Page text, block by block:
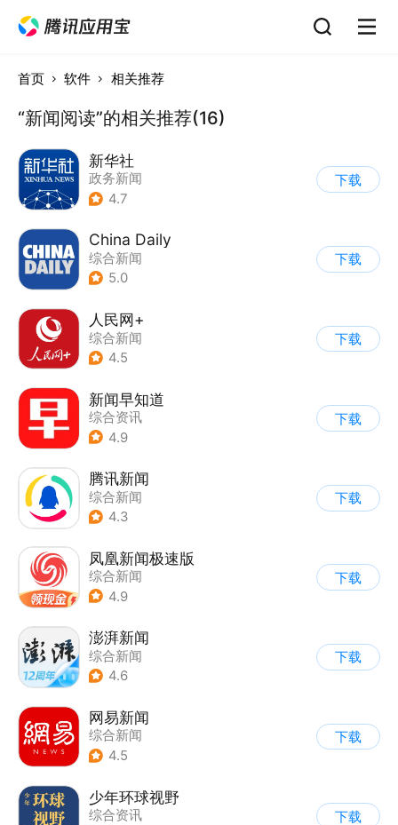
首页 软件 相关推荐
“新闻阅读”的相关推荐(16)
新华社
政务新闻
4.7
下载
China Daily
综合新闻
5.0
下载
人民网+
综合新闻
4.5
下载
新闻早知道
综合资讯
4.9
下载
腾讯新闻
综合新闻
4.3
下载
凤凰新闻极速版
综合新闻
4.9
下载
澎湃新闻
综合新闻
4.6
下载
网易新闻
综合新闻
4.5
下载
少年环球视野
综合资讯
下载